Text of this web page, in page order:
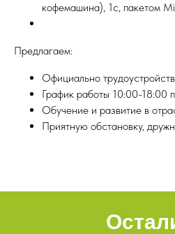
кофемашина), 1с, пакетом
Предлагаем:
Официально
График работы 10:00-18:00
Обучение и развитие в
Приятную обстановку,